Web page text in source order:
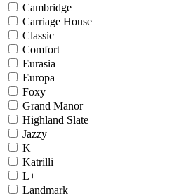
Cambridge
Carriage House
Classic
Comfort
Eurasia
Europa
Foxy
Grand Manor
Highland Slate
Jazzy
K+
Katrilli
L+
Landmark